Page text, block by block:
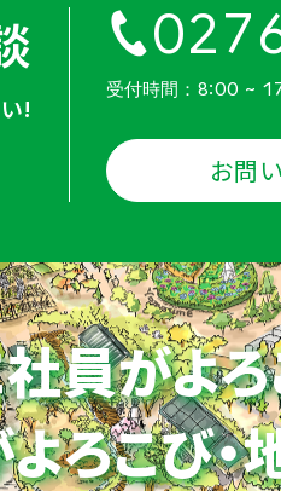
!
受付時間：8:00 ~
お問
員がよろ
ろこび・